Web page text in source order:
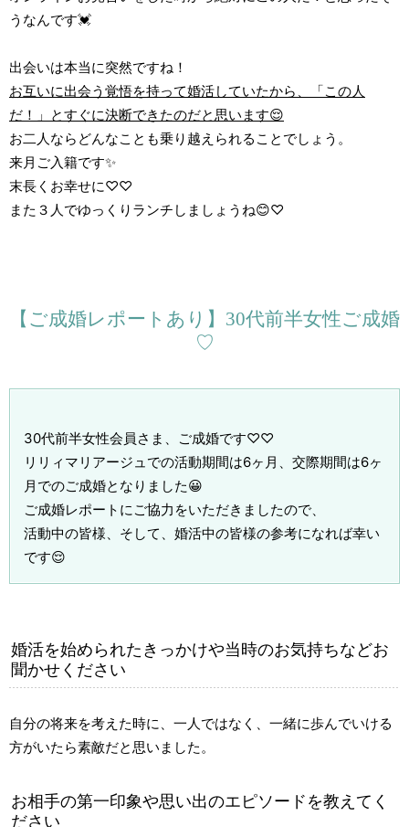
うなんです💓
出会いは本当に突然ですね！
お互いに出会う覚悟を持って婚活していたから、「この人
だ！」とすぐに決断できたのだと思います😌
お二人ならどんなことも乗り越えられることでしょう。
来月ご入籍です✨
末長くお幸せに♡♡
また３人でゆっくりランチしましょうね😊♡
【ご成婚レポートあり】30代前半女性ご成婚
♡
30代前半女性会員さま、ご成婚です♡♡
リリィマリアージュでの活動期間は6ヶ月、交際期間は6ヶ
月でのご成婚となりました😀
ご成婚レポートにご協力をいただきましたので、
活動中の皆様、そして、婚活中の皆様の参考になれば幸い
です😌
婚活を始められたきっかけや当時のお気持ちなどお
聞かせください
自分の将来を考えた時に、一人ではなく、一緒に歩んでいける
方がいたら素敵だと思いました。
お相手の第一印象や思い出のエピソードを教えてく
ださい